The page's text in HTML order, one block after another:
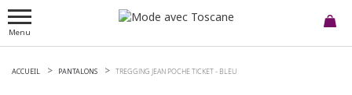
Menu
ACCUEIL PANTALONS TREGGING JEAN POCHE TICKET - BLEU